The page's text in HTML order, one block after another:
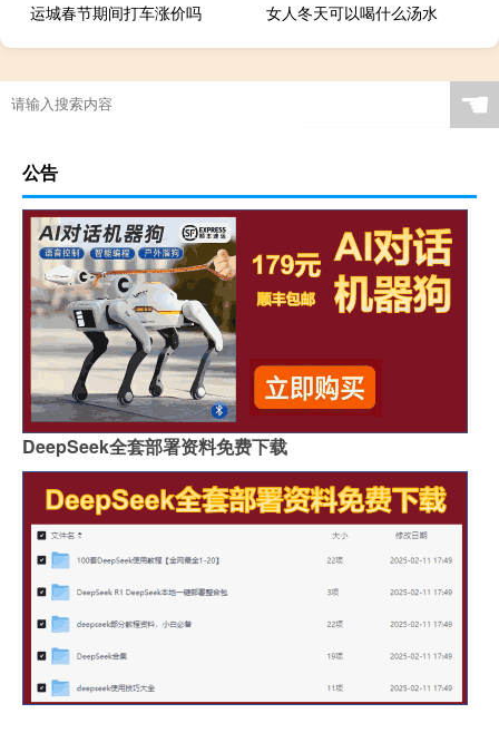
运城春节期间打车涨价吗
女人冬天可以喝什么汤水
☚
公告
DeepSeek全套部署资料免费下载